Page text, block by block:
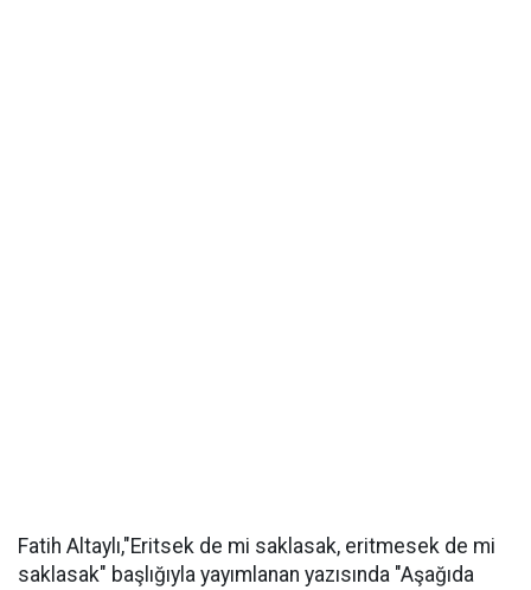
Fatih Altaylı,"Eritsek de mi saklasak, eritmesek de mi
saklasak" başlığıyla yayımlanan yazısında "Aşağıda